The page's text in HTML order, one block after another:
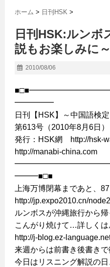
ホーム > 日刊HSK >
日刊HSK:ルンボ
説もお楽しみに
2010/08/06
━━━━━
日刊【HSK】～中国語検
第613号（2010年8月6日
発行：HSK網 http://hsk-
http://manabi-china.com
━━━■□■
上海万博閉幕まであと、87
http://jp.expo2010.cn/
ルンボスが沖縄旅行から帰
こんがり焼けて…詳しくは
http://j-blog.ez-
来週からは前書き後書きで
今日はリスニング解説の